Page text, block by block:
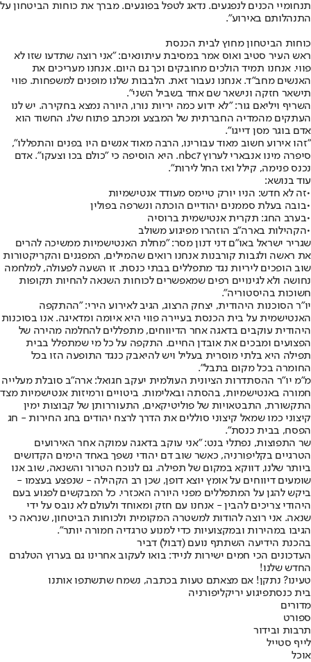
תנחומיי הכנים לנפגעים. נדאג לטפל בפוגעים. מברך את כוחות הביטחון על
התנהלותם באירוע".
כוחות הביטחון מחוץ לבית הכנסת
ראש העיר סטיב ואוס אמר במסיבת עיתונאים: "אני רוצה שתדעו שזו לא
פווי. אנחנו תמיד הולכים מחובקים וכך גם היום. אנחנו מעריכים את
האנשים מחב"ד. אנחנו נעבור זאת. הלבבות שלנו מופנים למשפחות. פווי
תישאר חזקה ונישאר שם אחד בשביל השני".
השריף ויליאם גור: "לא ידוע כמה יריות נורו, היורה נמצא בחקירה. יש לנו
העתקים מהמדיה החברתית של המבצע ומכתב פתוח שלו. החשוד הוא
אדם בוגר מסן דייגו".
"זהו אירוע חשוב מאוד עבורינו, הרבה מאוד אנשים היו בפנים והתפללו",
סיפרה מינו אנבארי לערוץ nbc7. היא הוסיפה כי "כולם בכו וצעקו". אדם
נכנס פנימה, קילל ואז החל לירות".
עוד בנושא:
•זה לא חדש: הניו יורק טיימס מעודד אנטישמיות
•בובה בעלת סממנים יהודיים הוכתה ונשרפה בפולין
•בערב החג: תקרית אנטישמית ברוסיה
•הקהילות בארה"ב הוזהרו מפיגוע משולב
שגריר ישראל באו"ם דני דנון מסר: "מחלת האנטישמיות ממשיכה להרים
את ראשה ולגבות קורבנות אנחנו רואים שהמילים, המפגנים והקריקטורות
שוב הופכים ליריות נגד מתפללים בבתי כנסת. זו השעה לפעולה, למלחמה
נחושה ולא לגינויים רפים שמאפשרים לכוחות השנאה להחיות תקופות
חשוכות בהיסטוריה".
יו"ר הסוכנות היהודית, יצחק הרצוג, הגיב לאירוע הירי: "ההתקפה
האנטישמית על בית הכנסת בעיירה פווי היא איומה ומדאיגה. אנו בסוכנות
היהודית עוקבים בדאגה אחר הדיווחים, מתפללים להחלמה מהירה של
הפצועים ומבכים את אובדן החיים. התקפה על כל מי שמתפלל בבית
תפילה היא בלתי מוסרית בעליל ויש להיאבק כנגד התופעה הזו בכל
החומרה בכל מקום בתבל".
מ"מ יו"ר ההסתדרות הציונית העולמית יעקב חגואל: ארה"ב סובלת מעלייה
חמורה באנטישמיות, בהסתה ובאלימות. ביטויים ורמיזות אנטישמיות מצד
התקשורת, התבטאויות של פוליטיקאים, התעוררותן של קבוצות ימין
קיצוני כמו שמאל קיצוני סוללים את הדרך לרצח יהודים בחג החירות - חג
הפסח, בבית כנסת".
שר התפוצות, נפתלי בנט: "אני עוקב בדאגה עמוקה אחר האירועים
הטרגיים בקליפורניה, כאשר שוב דם יהודי נשפך באחד הימים הקדושים
ביותר שלנו, דווקא במקום של תפילה. גם לנוכח הטרור והשנאה, שוב אנו
שומעים דיווחים על אומץ יוצא דופן, שכן רב הקהילה - שנפצע בעצמו -
ביקש להגן על המתפללים מפני היורה האכזרי. כל המבקשים לפגוע בעם
היהודי צריכים להבין - אנחנו עם חזק ומאוחד ולעולם לא נובס על ידי
שנאה. אני רוצה להודות למשטרה המקומית ולכוחות הביטחון, שנראה כי
הגיבו במהירות ובמקצועיות כדי למנוע טרגדיה חמורה יותר".
בהכנת הידיעה השתתף נועם (דבול) דביר
העדכונים הכי חמים ישירות לנייד: בואו לעקוב אחרינו גם בערוץ הטלגרם
החדש שלנו!
טעינו? נתקן! אם מצאתם טעות בכתבה, נשמח שתשתפו אותנו
בית כנסתפיגוע יריקליפורניה
מדורים
ספורט
תרבות ובידור
לייף סטייל
אוכל